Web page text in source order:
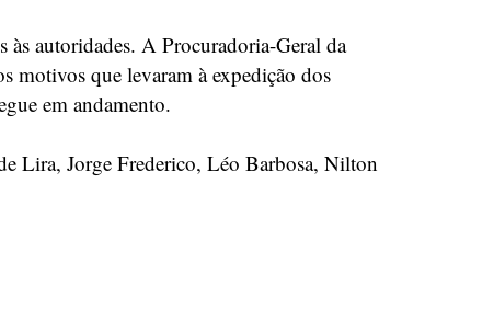
autoridades. A Procuradoria-Geral da
motivos que levaram à expedição dos
em andamento.
Lira, Jorge Frederico, Léo Barbosa, Nilton